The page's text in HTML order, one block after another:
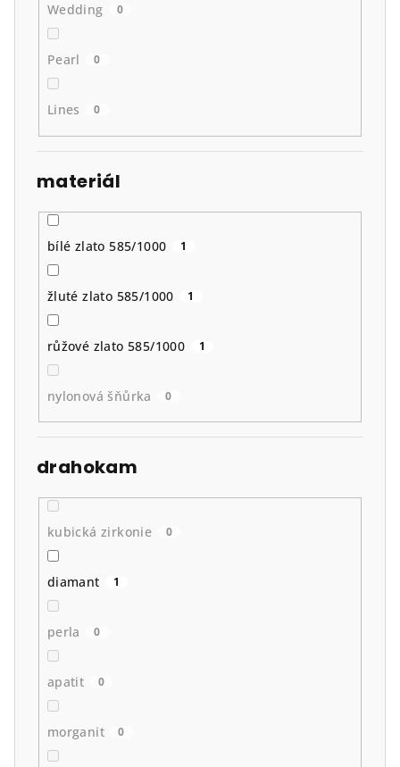
Wedding 0
Pearl 0
Lines 0
materiál
bílé zlato 585/1000 1
žluté zlato 585/1000 1
růžové zlato 585/1000 1
nylonová šňůrka 0
drahokam
kubická zirkonie 0
diamant 1
perla 0
apatit 0
morganit 0